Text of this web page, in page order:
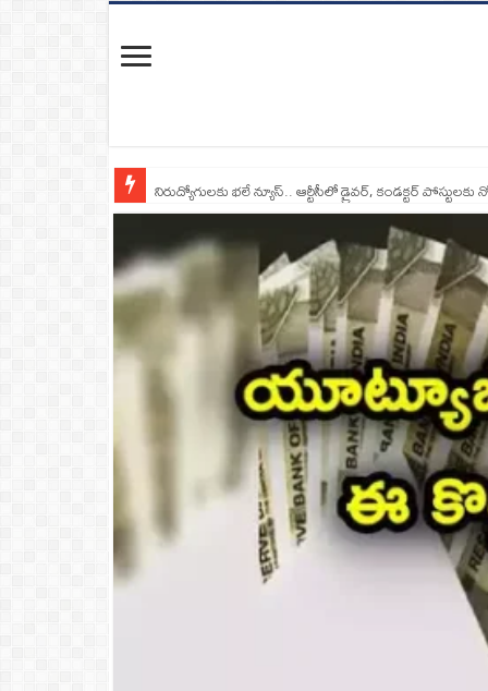
నిరుద్యోగులకు భలే న్యూస్.. ఆర్టీసీలో డ్రైవర్, కండక్టర్‌